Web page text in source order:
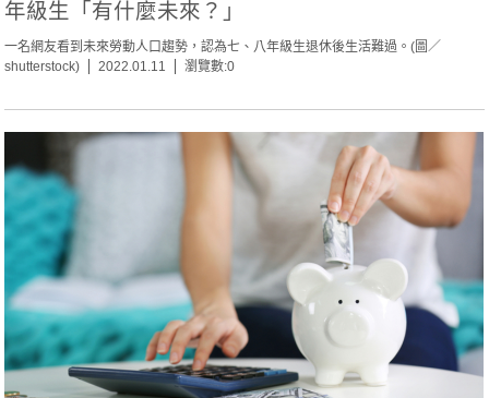
年級生「有什麼未來？」
一名網友看到未來勞動人口趨勢，認為七、八年級生退休後生活難過。(圖／
shutterstock)
2022.01.11 瀏覽數:0